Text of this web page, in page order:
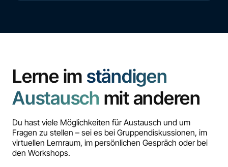
Lerne im ständigen
Austausch mit anderen
Du hast viele Möglichkeiten für Austausch und um
Fragen zu stellen – sei es bei Gruppendiskussionen, im
virtuellen Lernraum, im persönlichen Gespräch oder bei
den Workshops.